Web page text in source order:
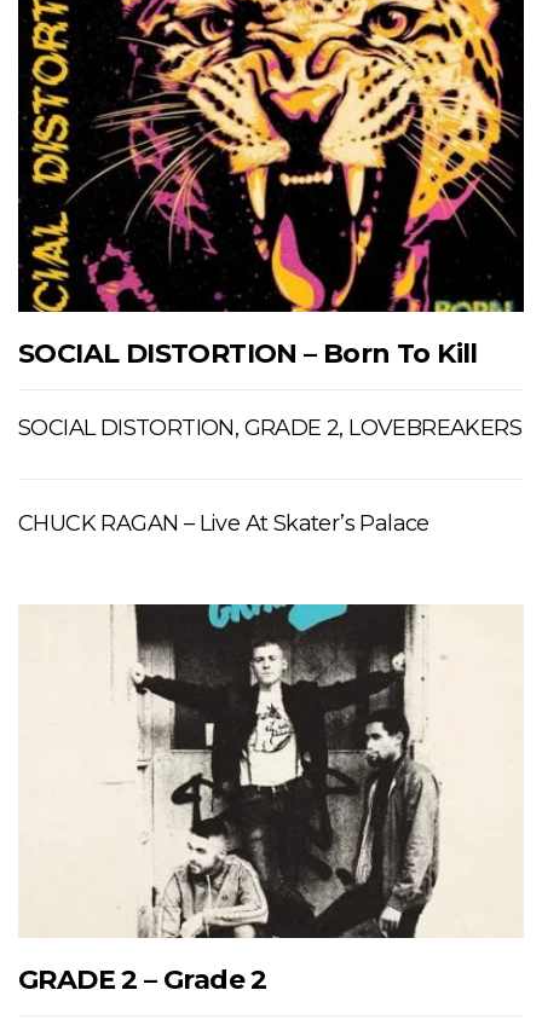
SOCIAL DISTORTION – Born To Kill
SOCIAL DISTORTION, GRADE 2, LOVEBREAKERS
CHUCK RAGAN – Live At Skater’s Palace
GRADE 2 – Grade 2